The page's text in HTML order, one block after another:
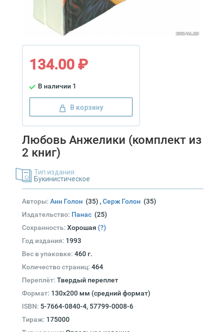
134.00 ₽
В наличии 1
В корзину
Любовь Анжелики (комплект из
2 книг)
Тип издания:
Букинистическое
Авторы: Анн Голон (35) ,Серж Голон (35)
Издательство: Панас (25)
Сохранность: Хорошая (?)
Год издания: 1993
Вес в упаковке: 460 г.
Количество страниц: 464
Переплёт: Твердый переплет
Формат: 130х200 мм (средний формат)
ISBN: 5-7664-0840-4, 57799-0008-6
Тираж: 175000